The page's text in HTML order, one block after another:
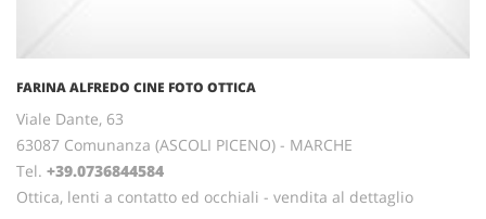
FARINA ALFREDO CINE FOTO OTTICA
Viale Dante, 63
63087 Comunanza (ASCOLI PICENO) - MARCHE
Tel. +39.0736844584
Ottica, lenti a contatto ed occhiali - vendita al dettaglio